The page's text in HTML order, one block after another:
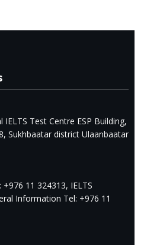
IELTS Test Centre ESP Building,
Sukhbaatar district Ulaanbaatar
11 324313, IELTS
Information Tel: +976 11